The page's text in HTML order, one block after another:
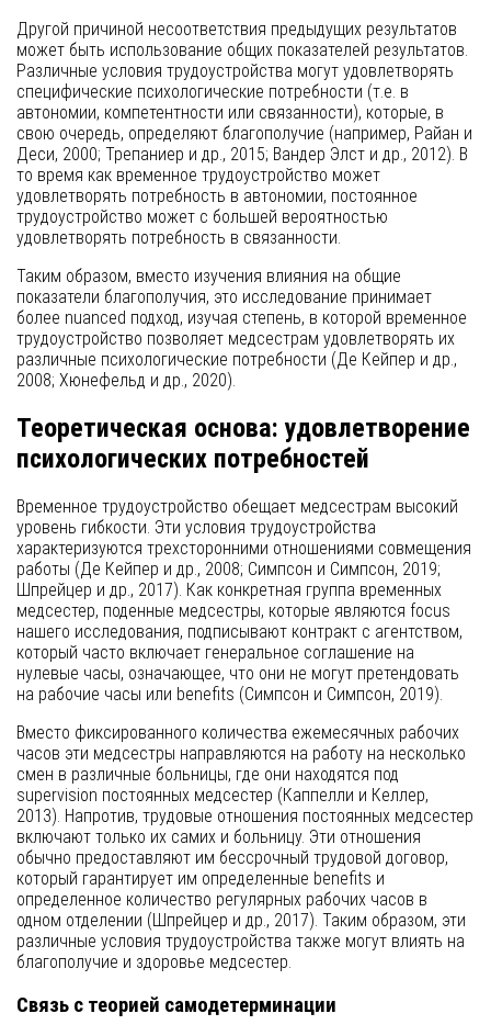
Другой причиной несоответствия предыдущих результатов
может быть использование общих показателей результатов.
Различные условия трудоустройства могут удовлетворять
специфические психологические потребности (т.е. в
автономии, компетентности или связанности), которые, в
свою очередь, определяют благополучие (например, Райан и
Деси, 2000; Трепаниер и др., 2015; Вандер Элст и др., 2012). В
то время как временное трудоустройство может
удовлетворять потребность в автономии, постоянное
трудоустройство может с большей вероятностью
удовлетворять потребность в связанности.
Таким образом, вместо изучения влияния на общие
показатели благополучия, это исследование принимает
более nuanced подход, изучая степень, в которой временное
трудоустройство позволяет медсестрам удовлетворять их
различные психологические потребности (Де Кейпер и др.,
2008; Хюнефельд и др., 2020).
Теоретическая основа: удовлетворение
психологических потребностей
Временное трудоустройство обещает медсестрам высокий
уровень гибкости. Эти условия трудоустройства
характеризуются трехсторонними отношениями совмещения
работы (Де Кейпер и др., 2008; Симпсон и Симпсон, 2019;
Шпрейцер и др., 2017). Как конкретная группа временных
медсестер, поденные медсестры, которые являются focus
нашего исследования, подписывают контракт с агентством,
который часто включает генеральное соглашение на
нулевые часы, означающее, что они не могут претендовать
на рабочие часы или benefits (Симпсон и Симпсон, 2019).
Вместо фиксированного количества ежемесячных рабочих
часов эти медсестры направляются на работу на несколько
смен в различные больницы, где они находятся под
supervision постоянных медсестер (Каппелли и Келлер,
2013). Напротив, трудовые отношения постоянных медсестер
включают только их самих и больницу. Эти отношения
обычно предоставляют им бессрочный трудовой договор,
который гарантирует им определенные benefits и
определенное количество регулярных рабочих часов в
одном отделении (Шпрейцер и др., 2017). Таким образом, эти
различные условия трудоустройства также могут влиять на
благополучие и здоровье медсестер.
Связь с теорией самодетерминации